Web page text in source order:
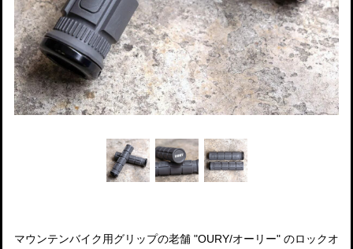
マウンテンバイク用グリップの老舗 "OURY/オーリー" のロックオ